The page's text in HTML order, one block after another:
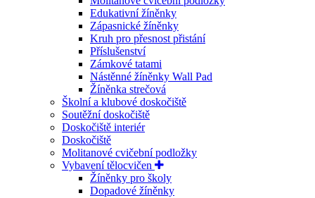
Edukativní žíněnky
Zápasnické žíněnky
Kruh pro přesnost přistání
Příslušenství
Zámkové tatami
Nástěnné žíněnky Wall Pad
Žíněnka strečová
Školní a klubové doskočiště
Soutěžní doskočiště
Doskočiště interiér
Doskočiště
Molitanové cvičební podložky
Vybavení tělocvičen
Žíněnky pro školy
Dopadové žíněnky